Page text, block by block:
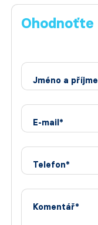
Ohodnoťte
Jméno a
E-mail*
Telefon*
Komentář*